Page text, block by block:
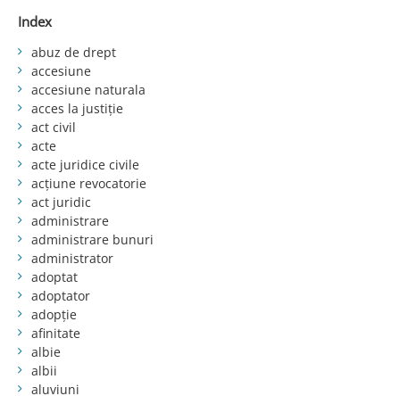
Index
abuz de drept
accesiune
accesiune naturala
acces la justiție
act civil
acte
acte juridice civile
acțiune revocatorie
act juridic
administrare
administrare bunuri
administrator
adoptat
adoptator
adopție
afinitate
albie
albii
aluviuni